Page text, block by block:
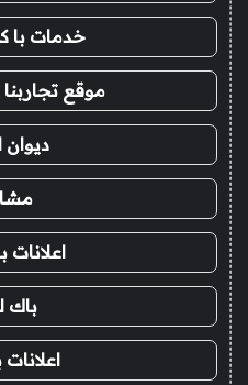
خدمات با
موقع
ديوان
اعلانات
باك
اعلانات